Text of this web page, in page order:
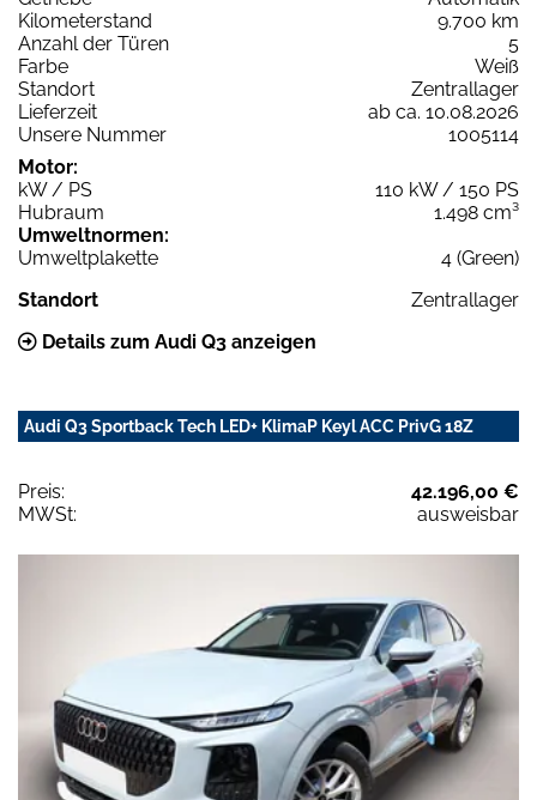
Kilometerstand
9.700 km
Anzahl der Türen
5
Farbe
Weiß
Standort
Zentrallager
Lieferzeit
ab ca. 10.08.2026
Unsere Nummer
1005114
Motor:
kW / PS
110 kW / 150 PS
Hubraum
1.498 cm³
Umweltnormen:
Umweltplakette
4 (Green)
Standort
Zentrallager
Details zum Audi Q3 anzeigen
Audi Q3 Sportback Tech LED+ KlimaP Keyl ACC PrivG 18Z
Preis:
42.196,00 €
MWSt:
ausweisbar